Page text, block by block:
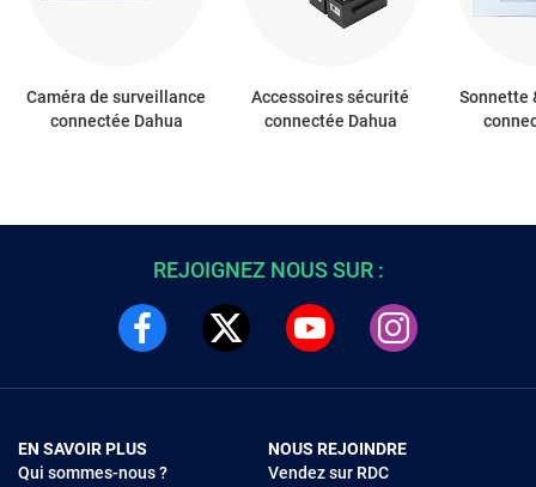
Caméra de surveillance
connectée Dahua
Accessoires sécurité
connectée Dahua
Sonnette
REJOIGNEZ NOUS SUR :
EN SAVOIR PLUS
Qui sommes-nous ?
NOUS REJOINDRE
Vendez sur RDC